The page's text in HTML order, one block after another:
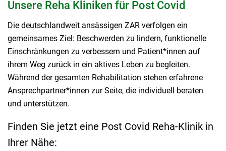
Unsere Reha Kliniken für Post Covid
Die deutschlandweit ansässigen ZAR verfolgen ein
gemeinsames Ziel: Beschwerden zu lindern, funktionelle
Einschränkungen zu verbessern und Patient*innen auf
ihrem Weg zurück in ein aktives Leben zu begleiten.
Während der gesamten Rehabilitation stehen erfahrene
Ansprechpartner*innen zur Seite, die individuell beraten
und unterstützen.
Finden Sie jetzt eine Post Covid Reha-Klinik in
Ihrer Nähe: